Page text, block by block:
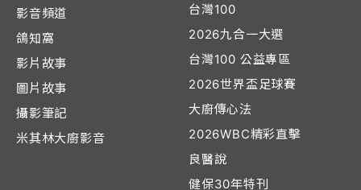
影音頻道
鴿知窩
影片故事
圖片故事
攝影筆記
米其林大廚影音
台灣100
2026九合一大選
台灣100 公益專區
2026世界盃足球賽
大廚傳心法
2026WBC精彩直擊
良醫說
健保30年特刊